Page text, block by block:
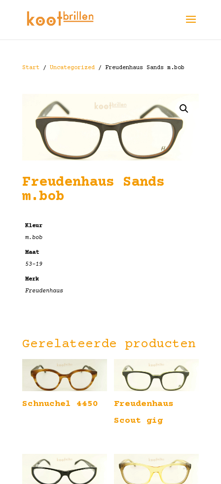
Start/ Uncategorized/ Freudenhaus Sands m.bob
Freudenhaus Sands
m.bob
Kleur
m.bob
Maat
53-19
Merk
Freudenhaus
Gerelateerde producten
Schnuchel 4450
Freudenhaus
Scout gig